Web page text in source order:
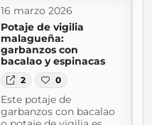
16 marzo 2026
Potaje de vigilia
malagueña:
garbanzos con
bacalao y espinacas
2 0
Este potaje de
garbanzos con bacalao